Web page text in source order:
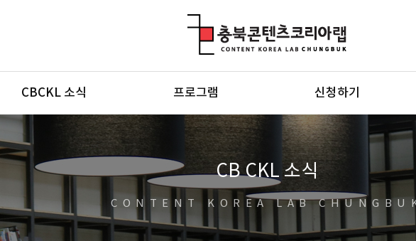
CBCKL 소식 프로그램 신청하기
CB CKL 소식
CONTENT KOREA LAB